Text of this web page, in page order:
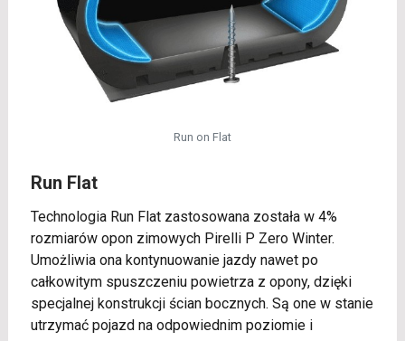
Run on Flat
Run Flat
Technologia Run Flat zastosowana została w 4%
rozmiarów opon zimowych Pirelli P Zero Winter.
Umożliwia ona kontynuowanie jazdy nawet po
całkowitym spuszczeniu powietrza z opony, dzięki
specjalnej konstrukcji ścian bocznych. Są one w stanie
utrzymać pojazd na odpowiednim poziomie i